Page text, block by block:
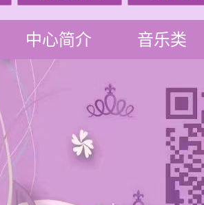
中心简介 音乐类